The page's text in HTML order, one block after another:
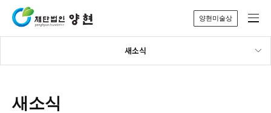
양현미술상
새소식
새소식